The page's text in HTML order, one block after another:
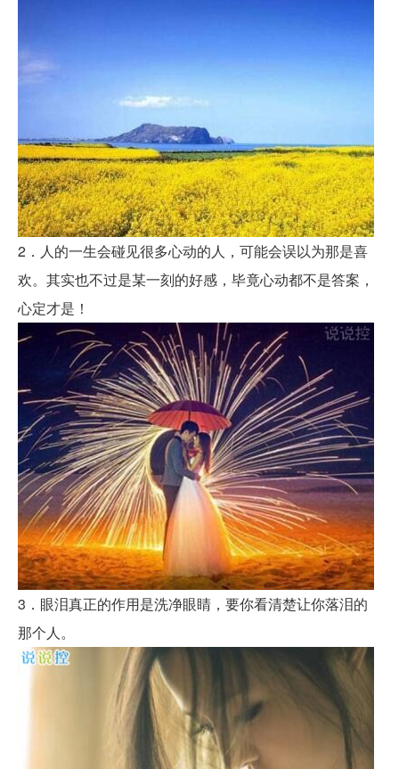
2．人的一生会碰见很多心动的人，可能会误以为那是喜
欢。其实也不过是某一刻的好感，毕竟心动都不是答案，
心定才是！
3．眼泪真正的作用是洗净眼睛，要你看清楚让你落泪的
那个人。